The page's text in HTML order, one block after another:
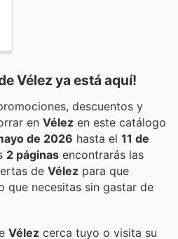
Vélez ya está aquí!
descuentos y
ahorrar en Vélez en este catálogo
de 2026 hasta el 11 de
2 páginas encontrarás las
de Vélez para que
que necesitas sin gastar de
Vélez cerca tuyo o visita su